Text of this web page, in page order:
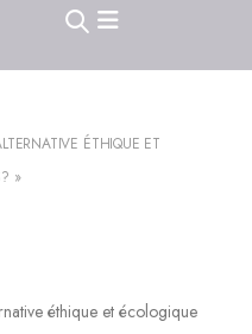
ÉTHIQUE ET
»
éthique et écologique